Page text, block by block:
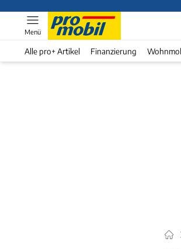
Menü
Alle pro+ Artikel Finanzierung